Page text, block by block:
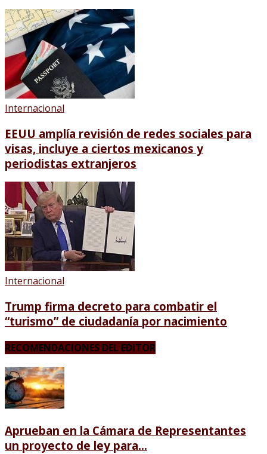
Internacional
EEUU amplía revisión de redes sociales para
visas, incluye a ciertos mexicanos y
periodistas extranjeros
Internacional
Trump firma decreto para combatir el
“turismo” de ciudadanía por nacimiento
RECOMENDACIONES DEL EDITOR
Aprueban en la Cámara de Representantes
un proyecto de ley para...